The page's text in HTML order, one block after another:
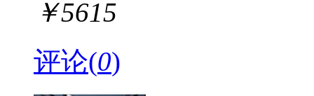
￥5615
评论(0)